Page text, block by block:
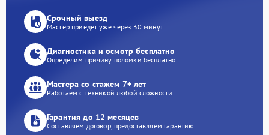
Срочный выезд
Мастер приедет уже через 30 минут
Диагностика и осмотр бесплатно
Определим причину поломки бесплатно
Мастера со стажем 7+ лет
Работаем с техникой любой сложности
Гарантия до 12 месяцев
Составляем договор, предоставляем гарантию